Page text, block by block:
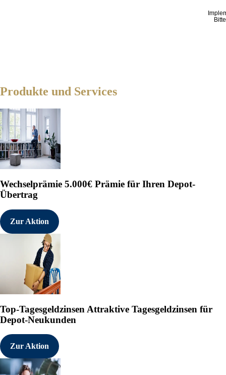
Produkte und Services
Wechselprämie 5.000€ Prämie für Ihren Depot-
Übertrag
Zur Aktion
Top-Tagesgeldzinsen Attraktive Tagesgeldzinsen für
Depot-Neukunden
Zur Aktion